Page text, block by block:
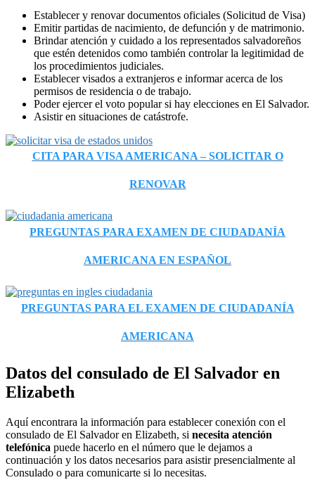
Establecer y renovar documentos oficiales (Solicitud de Visa)
Emitir partidas de nacimiento, de defunción y de matrimonio.
Brindar atención y cuidado a los representados salvadoreños
que estén detenidos como también controlar la legitimidad de
los procedimientos judiciales.
Establecer visados a extranjeros e informar acerca de los
permisos de residencia o de trabajo.
Poder ejercer el voto popular si hay elecciones en El Salvador.
Asistir en situaciones de catástrofe.
CITA PARA VISA AMERICANA – SOLICITAR O
RENOVAR
PREGUNTAS PARA EXAMEN DE CIUDADANÍA
AMERICANA EN ESPAÑOL
PREGUNTAS PARA EL EXAMEN DE CIUDADANÍA
AMERICANA
Datos del consulado de El Salvador en
Elizabeth
Aquí encontrara la información para establecer conexión con el
consulado de El Salvador en Elizabeth, si necesita atención
telefónica puede hacerlo en el número que le dejamos a
continuación y los datos necesarios para asistir presencialmente al
Consulado o para comunicarte si lo necesitas.